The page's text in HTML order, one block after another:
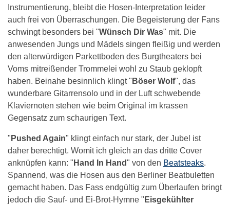
Instrumentierung, bleibt die Hosen-Interpretation leider
auch frei von Überraschungen. Die Begeisterung der Fans
schwingt besonders bei "Wünsch Dir Was" mit. Die
anwesenden Jungs und Mädels singen fleißig und werden
den alterwürdigen Parkettboden des Burgtheaters bei
Voms mitreißender Trommelei wohl zu Staub geklopft
haben. Beinahe besinnlich klingt " Böser Wolf", das
wunderbare Gitarrensolo und in der Luft schwebende
Klaviernoten stehen wie beim Original im krassen
Gegensatz zum schaurigen Text.
" Pushed Again" klingt einfach nur stark, der Jubel ist
daher berechtigt. Womit ich gleich an das dritte Cover
anknüpfen kann: " Hand In Hand" von den Beatsteaks.
Spannend, was die Hosen aus den Berliner Beatbuletten
gemacht haben. Das Fass endgültig zum Überlaufen bringt
jedoch die Sauf- und Ei-Brot-Hymne " Eisgekühlter